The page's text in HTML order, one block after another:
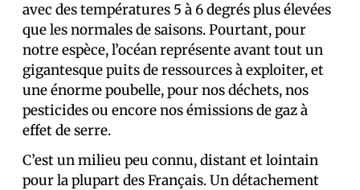
avec des températures 5 à 6 degrés plus élevées
que les normales de saisons. Pourtant, pour
notre espèce, l’océan représente avant tout un
gigantesque puits de ressources à exploiter, et
une énorme poubelle, pour nos déchets, nos
pesticides ou encore nos émissions de gaz à
effet de serre.
C’est un milieu peu connu, distant et lointain
pour la plupart des Français. Un détachement